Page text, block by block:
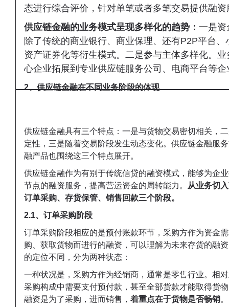
态进行综合评价，针对单笔或者多笔交易提供融资
供应链金融的业务模式呈现多样化的趋势： 一是资
除了传统的商业银行、商业保理、还有P2P平台、
资产证券化等衍生模式。二是参与主体多样化。
心企业拓展到专业供应链服务公司、电商平台等企
2、供应链金融在不同业务阶段的体现
供应链金融具有三个特点： 一是与货物交易密切相关，
定性，三是随着交易阶段发生动态变化。 供应链金融服
融产品也围绕这三个特点展开。
供应链金融作为有别于传统信贷的融资模式，能够为企
节点的融资服务，提高营运资金的周转能力。
从业务切
订单采购、存货保管、销售回款三个阶段。
2.1、订单采购阶段
订单采购阶段相应的是预付账款环节，采购方作为资金
购、获取货物而进行的融资，可以理解为未来存货的融
的定位不同，分为两种状态：
一种状况是，采购方作为经销商，通常是零售行业。相
采购构成中需要支付预付款，甚至全部货款才能取得货
融资是为了采购，进而销售， 着重点在于货物是否畅销。